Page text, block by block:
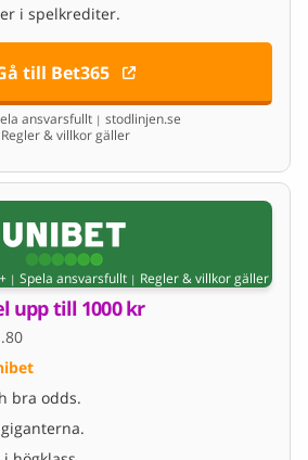
i spelkrediter.
till Bet365
ansvarsfullt | stodlinjen.se
Regler & villkor gäller
| Spela ansvarsfullt | Regler & villkor gäller
upp till 1000 kr
bra odds.